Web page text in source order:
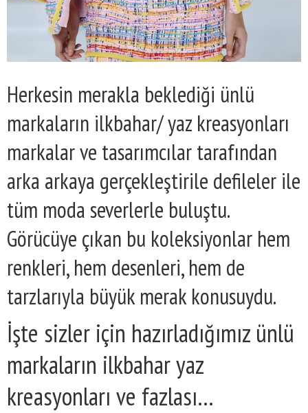
Herkesin merakla beklediği ünlü
markaların ilkbahar/ yaz kreasyonları
markalar ve tasarımcılar tarafından
arka arkaya gerçekleştirile defileler ile
tüm moda severlerle buluştu.
Görücüye çıkan bu koleksiyonlar hem
renkleri, hem desenleri, hem de
tarzlarıyla büyük merak konusuydu.
İşte sizler için hazırladığımız ünlü
markaların ilkbahar yaz
kreasyonları ve fazlası…